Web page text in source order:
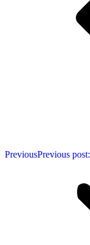
PreviousPrevious post: